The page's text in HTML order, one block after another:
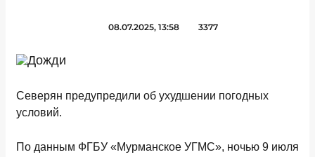
08.07.2025, 13:58 3377
Северян предупредили об ухудшении погодных
условий.
По данным ФГБУ «Мурманское УГМС», ночью 9 июля